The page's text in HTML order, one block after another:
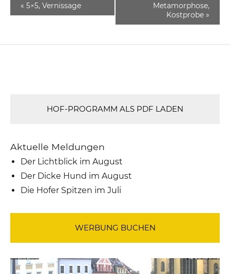
« 5×5, Vernissage
Metamorphose,
Kostprobe »
HOF-PROGRAMM ALS PDF LADEN
Aktuelle Meldungen
Der Lichtblick im August
Der Dicke Hund im August
Die Hofer Spitzen im Juli
WERBUNG BUCHEN